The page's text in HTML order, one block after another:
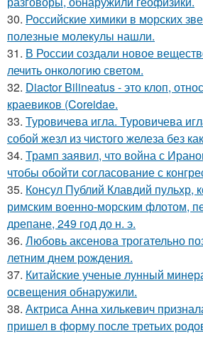
30. Российские химики в морских
полезные молекулы нашли.
31. В России создали новое
лечить онкологию светом.
32. Diactor Bilineatus - это клоп,
краевиков (Coreidae.
33. Туровичева игла. Туровичева
собой жезл из чистого железа без
34. Трамп заявил, что война с
чтобы обойти согласование с
35. Консул Публий Клавдий пульхр,
римским военно-морским флотом,
дрепане, 249 год до н. э.
36. Любовь аксенова трогательно
летним днем рождения.
37. Китайские ученые лунный
освещения обнаружили.
38. Актриса Анна хилькевич
пришел в форму после третьих